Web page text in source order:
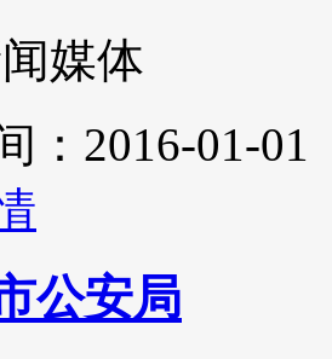
闻媒体
：2016-01-01
公安局